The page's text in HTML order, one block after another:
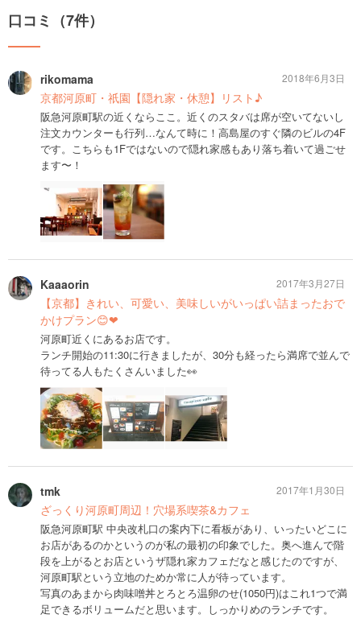
口コミ（7件）
rikomama
京都河原町・祇園【隠れ家・休憩】リスト♪
阪急河原町駅の近くならここ。近くのスタバは席が空いてないし
注文カウンターも行列…なんて時に！高島屋のすぐ隣のビルの4F
です。こちらも1Fではないので隠れ家感もあり落ち着いて過ごせ
ます〜！
2018年6月3日
Kaaaorin
【京都】きれい、可愛い、美味しいがいっぱい詰まったおで
かけプラン😊❤
河原町近くにあるお店です。
ランチ開始の11:30に行きましたが、30分も経ったら満席で並んで
待ってる人もたくさんいました👀
2017年3月27日
tmk
ざっくり河原町周辺！穴場系喫茶&カフェ
阪急河原町駅 中央改札口の案内下に看板があり、いったいどこに
お店があるのかというのが私の最初の印象でした。奥へ進んで階
段を上がるとお店というザ隠れ家カフェだなと感じたのですが、
河原町駅という立地のためか常に人が待っています。
写真のあまから肉味噌丼とろとろ温卵のせ(1050円)はこれ1つで満
足できるボリュームだと思います。しっかりめのランチです。
2017年1月30日